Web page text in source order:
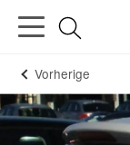
Vorherige